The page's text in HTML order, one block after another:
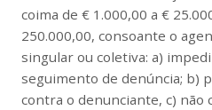
coima de € 1.000,00 a €
250.000,00, consoante o
singular ou coletiva: a)
seguimento de denúncia; b)
contra o denunciante, c) não